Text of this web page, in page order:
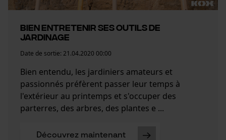
Bien entretenir ses outils de
jardinage
Date de sortie: 21.04.2020 00:00
Bien entendu, les jardiniers amateurs et
passionnés préfèrent passer leur temps à
l'extérieur au printemps et s'occuper des
parterres, des arbres, des plantes e ...
Découvrez maintenant